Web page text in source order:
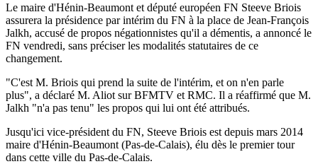
Le maire d'Hénin-Beaumont et député européen FN Steeve Briois
assurera la présidence par intérim du FN à la place de Jean-François
Jalkh, accusé de propos négationnistes qu'il a démentis, a annoncé le
FN vendredi, sans préciser les modalités statutaires de ce
changement.
"C'est M. Briois qui prend la suite de l'intérim, et on n'en parle
plus", a déclaré M. Aliot sur BFMTV et RMC. Il a réaffirmé que M.
Jalkh "n'a pas tenu" les propos qui lui ont été attribués.
Jusqu'ici vice-président du FN, Steeve Briois est depuis mars 2014
maire d'Hénin-Beaumont (Pas-de-Calais), élu dès le premier tour
dans cette ville du Pas-de-Calais.